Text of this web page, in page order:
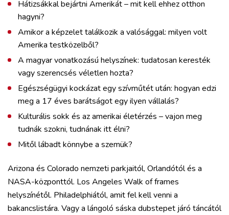
Hátizsákkal bejártni Amerikát – mit kell ehhez otthon
hagyni?
Amikor a képzelet találkozik a valósággal: milyen volt
Amerika testközelből?
A magyar vonatkozású helyszínek: tudatosan keresték
vagy szerencsés véletlen hozta?
Egészségügyi kockázat egy szívműtét után: hogyan edzi
meg a 17 éves barátságot egy ilyen vállalás?
Kulturális sokk és az amerikai életérzés – vajon meg
tudnák szokni, tudnának itt élni?
Mitől lábadt könnybe a szemük?
Arizona és Colorado nemzeti parkjaitól, Orlandótól és a
NASA-központtól. Los Angeles Walk of frames
helyszínétől. Philadelphiától, amit fel kell venni a
bakancslistára. Vagy a lángoló sáska dubstepet járó táncától